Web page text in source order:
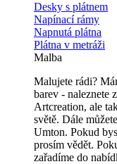
Desky s plátnem
Napínací rámy
Napnutá plátna
Plátna v metráži
Malba
Malujete rádi?
barev - naleznete
Artcreation, ale
světě. Dále
Umton. Pokud
prosím vědět.
zařadíme do